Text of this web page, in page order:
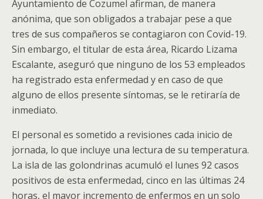
Ayuntamiento de Cozumel afirman, de manera
anónima, que son obligados a trabajar pese a que
tres de sus compañeros se contagiaron con Covid-19.
Sin embargo, el titular de esta área, Ricardo Lizama
Escalante, aseguró que ninguno de los 53 empleados
ha registrado esta enfermedad y en caso de que
alguno de ellos presente síntomas, se le retiraría de
inmediato.
El personal es sometido a revisiones cada inicio de
jornada, lo que incluye una lectura de su temperatura.
La isla de las golondrinas acumuló el lunes 92 casos
positivos de esta enfermedad, cinco en las últimas 24
horas, el mayor incremento de enfermos en un solo